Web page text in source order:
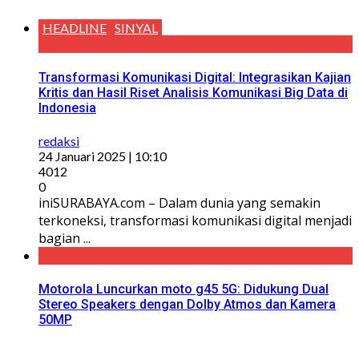
HEADLINE SINYAL
Transformasi Komunikasi Digital: Integrasikan Kajian
Kritis dan Hasil Riset Analisis Komunikasi Big Data di
Indonesia
redaksi
24 Januari 2025 | 10:10
4012
0
iniSURABAYA.com – Dalam dunia yang semakin
terkoneksi, transformasi komunikasi digital menjadi
bagian ...
Motorola Luncurkan moto g45 5G: Didukung Dual
Stereo Speakers dengan Dolby Atmos dan Kamera
50MP